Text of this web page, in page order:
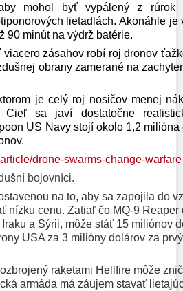
mohol byť vypálený z rúrok
lietadlách. Akonáhle je
90 minút na výdrž batérie.
zásahov robí roj dronov
obrany zamerané na
je celý roj nosičov menej
Cieľ sa javí dostatočne
US Navy stojí okolo 1,2
drone-swarms-change-warfare
bojovníci.
na to, aby sa zapojila do
nízku cenu. Zatiaľ čo MQ-9 Reaper
a Sýrii, môže stáť 15 miliónov
USA za 3 milióny dolárov za
raketami Hellfire môže
armáda má záujem stavať